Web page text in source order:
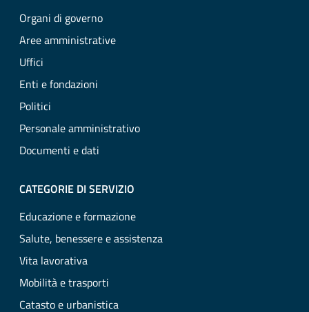
Organi di governo
Aree amministrative
Uffici
Enti e fondazioni
Politici
Personale amministrativo
Documenti e dati
CATEGORIE DI SERVIZIO
Educazione e formazione
Salute, benessere e assistenza
Vita lavorativa
Mobilità e trasporti
Catasto e urbanistica